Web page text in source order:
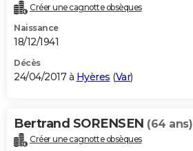
Créer une cagnotte obsèques
Naissance
18/12/1941
Décès
24/04/2017 à Hyères (Var)
Bertrand SORENSEN (64 ans)
Créer une cagnotte obsèques